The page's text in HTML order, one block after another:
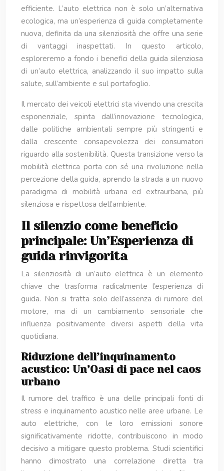
efficiente. L’auto elettrica non è solo un’alternativa
ecologica, ma un’esperienza di guida completamente
nuova, definita da una silenziosità che offre una serie
di vantaggi inaspettati. In questo articolo,
esploreremo a fondo i benefici della guida silenziosa
di un’auto elettrica, analizzando il suo impatto sulla
salute, sull’ambiente e sul portafoglio.
Il mercato dei veicoli elettrici sta vivendo una crescita
esponenziale, spinta dall’innovazione tecnologica,
dalle politiche ambientali sempre più stringenti e
dalla crescente consapevolezza dei consumatori
riguardo alla sostenibilità. Questa transizione verso la
mobilità elettrica porta con sé una rivoluzione nella
percezione della guida, aprendo la strada a un nuovo
paradigma di mobilità urbana ed extraurbana, più
silenziosa e rispettosa dell’ambiente.
Il silenzio come beneficio
principale: Un’Esperienza di
guida rinvigorita
La silenziosità di un’auto elettrica è un elemento
chiave che trasforma radicalmente l’esperienza di
guida. Non si tratta solo dell’assenza di rumore del
motore, ma di un cambiamento sensoriale che
influenza positivamente diversi aspetti della vita
quotidiana.
Riduzione dell’inquinamento
acustico: Un’Oasi di pace nel caos
urbano
Il rumore del traffico è una delle principali fonti di
stress e inquinamento acustico nelle aree urbane. Le
auto elettriche, con le loro emissioni sonore
significativamente ridotte, contribuiscono in modo
decisivo a mitigare questo problema. Studi scientifici
hanno dimostrato una correlazione diretta tra